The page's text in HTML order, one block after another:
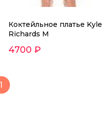
Коктейльное платье Kyle
Richards M
4700 ₽
1